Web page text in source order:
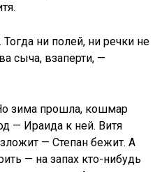
ни полей, ни речки не
сыча, взаперти, —
зима прошла, кошмар
— Ираида к ней. Витя
— Степан бежит. А
— на запах кто-нибудь